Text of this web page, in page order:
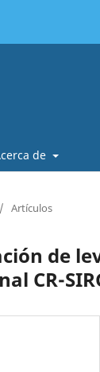
de
/ Artículos
de
CR-